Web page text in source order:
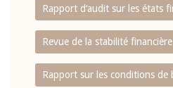
Rapport d‘audit sur les états
Revue de la stabilité financière
Rapport sur les conditions de